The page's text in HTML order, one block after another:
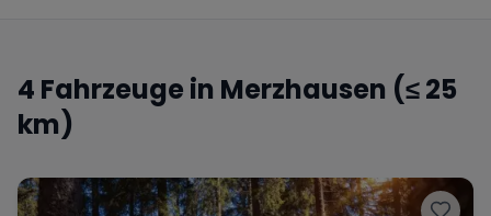
4 Fahrzeuge in Merzhausen (≤ 25
km)